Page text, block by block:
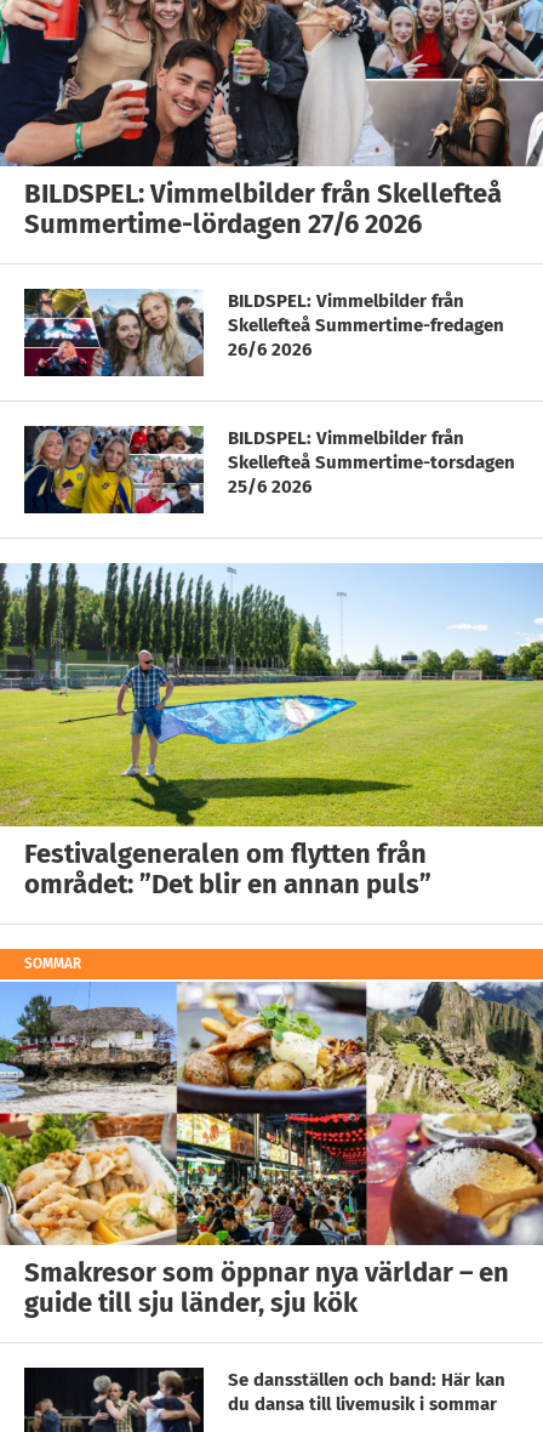
BILDSPEL: Vimmelbilder från Skellefteå
Summertime-lördagen 27/6 2026
BILDSPEL: Vimmelbilder från
Skellefteå Summertime-fredagen
26/6 2026
BILDSPEL: Vimmelbilder från
Skellefteå Summertime-torsdagen
25/6 2026
Festivalgeneralen om flytten från
området: ”Det blir en annan puls”
SOMMAR
Smakresor som öppnar nya världar – en
guide till sju länder, sju kök
Se dansställen och band: Här kan
du dansa till livemusik i sommar